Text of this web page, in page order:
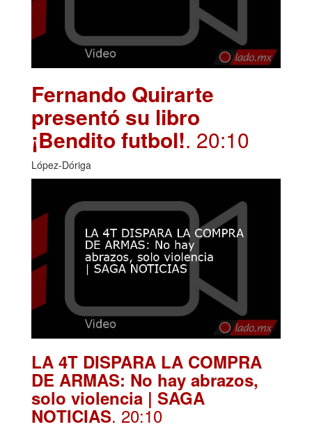
Fernando Quirarte
presentó su libro
¡Bendito futbol!. 20:10
López-Dóriga
LA 4T DISPARA LA COMPRA
DE ARMAS: No hay abrazos,
solo violencia | SAGA
NOTICIAS. 20:10